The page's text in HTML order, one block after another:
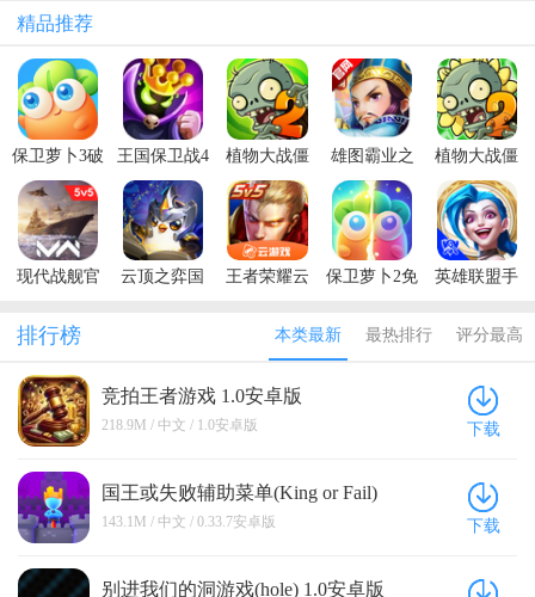
精品推荐
保卫萝卜3破
解版
王国保卫战4
最新破解版
植物大战僵
尸2国际服最
新版2026
雄图霸业之
三国模拟战
植物大战僵
尸2最新版本
2026
现代战舰官
云顶之弈国
王者荣耀云
保卫萝卜2免
英雄联盟手
新版(Wild
Rift)
排行榜 本类最新 最热排行 评分最高
竞拍王者游戏 1.0安卓版
218.9M / 中文 / 1.0安卓版 下载
国王或失败辅助菜单(King or Fail)
0.33.7安卓版
143.1M / 中文 / 0.33.7安卓版 下载
别进我们的洞游戏(hole) 1.0安卓版